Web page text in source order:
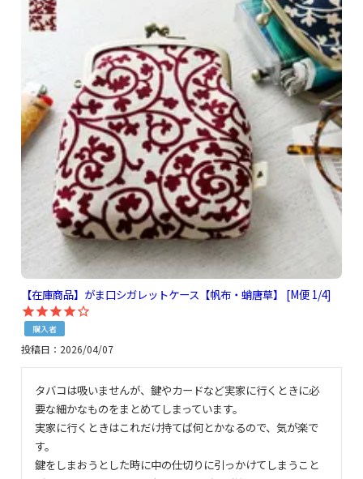
【在庫商品】がま口シガレットケース【帆布・蛸唐草】 [M便 1/4]
購入者
投稿日 2026/04/07
タバコは吸いませんが、鍵やカードなど実家に行くときに必
要な細かなものをまとめてしまっています。
実家に行くときはこれだけ持てば何とかなるので、気が楽で
す。
鍵をしまおうとした時に中の仕切りに引っかけてしまうこと